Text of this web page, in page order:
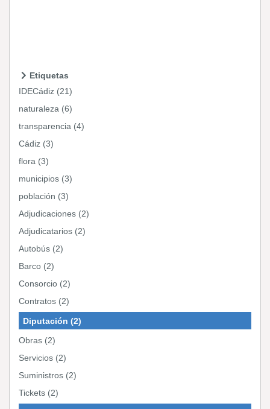
Etiquetas
IDECádiz (21)
naturaleza (6)
transparencia (4)
Cádiz (3)
flora (3)
municipios (3)
población (3)
Adjudicaciones (2)
Adjudicatarios (2)
Autobús (2)
Barco (2)
Consorcio (2)
Contratos (2)
Diputación (2)
Obras (2)
Servicios (2)
Suministros (2)
Tickets (2)